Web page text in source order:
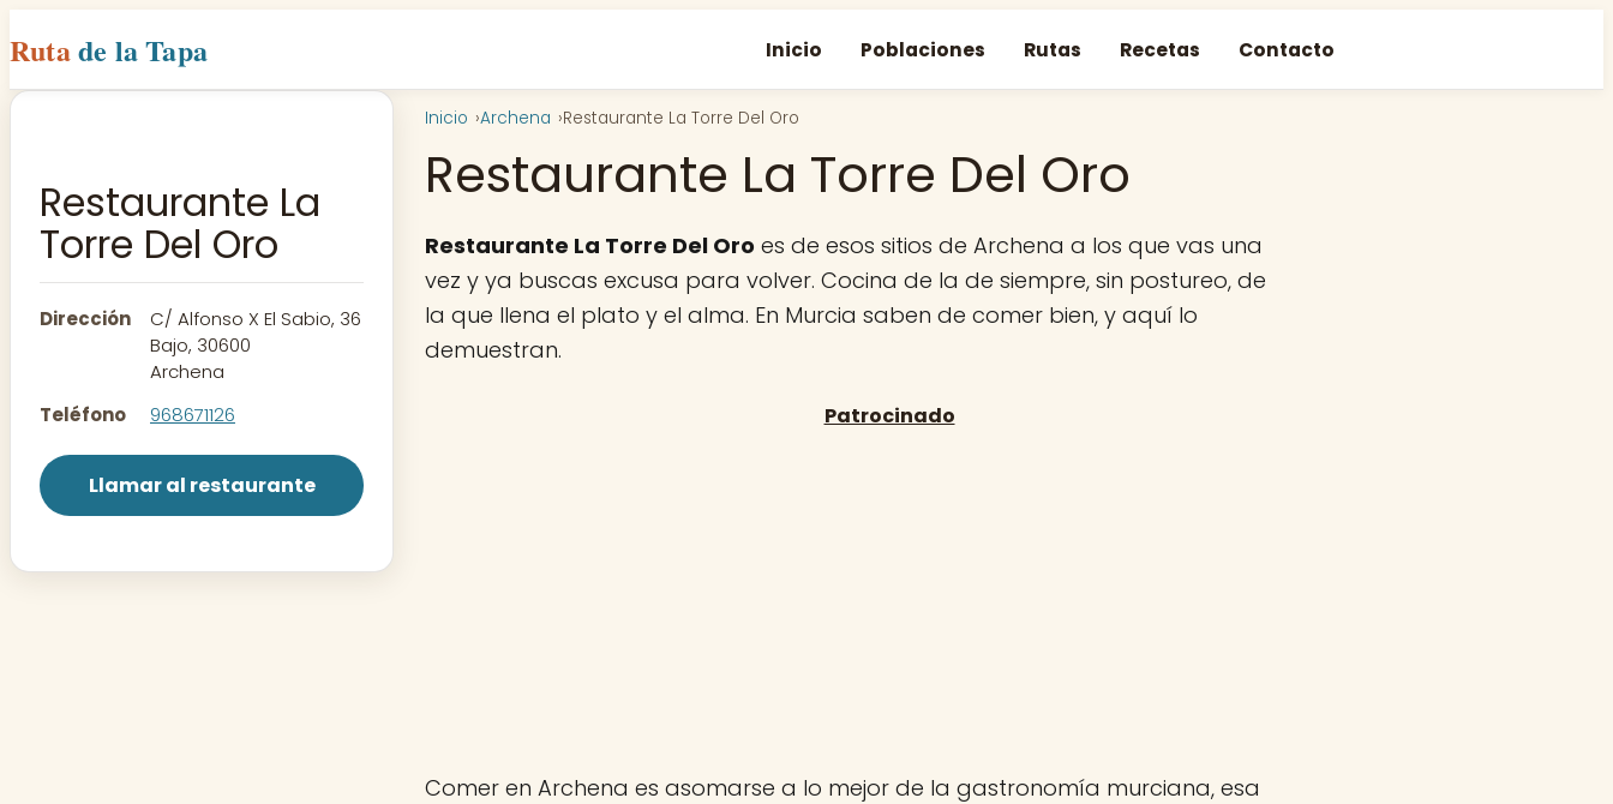
Rutade la Tapa Inicio Poblaciones Rutas Recetas Contacto
Restaurante La
Torre Del Oro
Dirección
C/ Alfonso X El Sabio, 36
Bajo, 30600
Archena
Teléfono
968671126
Llamar al restaurante
Inicio Archena Restaurante La Torre Del Oro
Restaurante La Torre Del Oro
Restaurante La Torre Del Oro es de esos sitios de Archena a los que vas una
vez y ya buscas excusa para volver. Cocina de la de siempre, sin postureo, de
la que llena el plato y el alma. En Murcia saben de comer bien, y aquí lo
demuestran.
Comer en Archena es asomarse a lo mejor de la gastronomía murciana, esa